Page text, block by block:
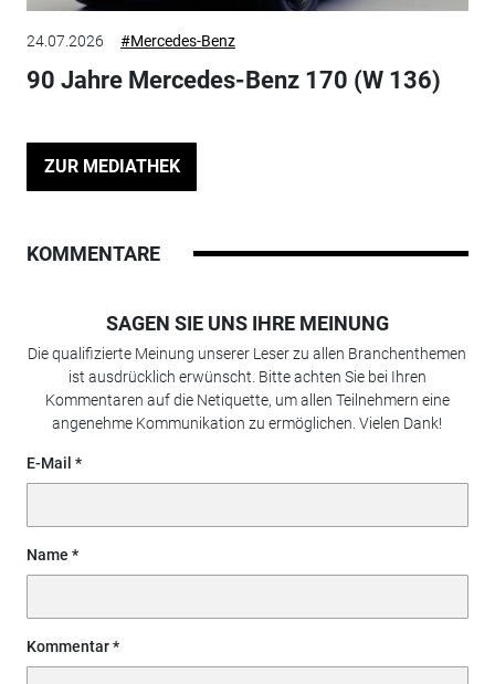
24.07.2026 #Mercedes-Benz
90 Jahre Mercedes-Benz 170 (W 136)
ZUR MEDIATHEK
KOMMENTARE
SAGEN SIE UNS IHRE MEINUNG
Die qualifizierte Meinung unserer Leser zu allen Branchenthemen
ist ausdrücklich erwünscht. Bitte achten Sie bei Ihren
Kommentaren auf die Netiquette, um allen Teilnehmern eine
angenehme Kommunikation zu ermöglichen. Vielen Dank!
E-Mail
Name
Kommentar